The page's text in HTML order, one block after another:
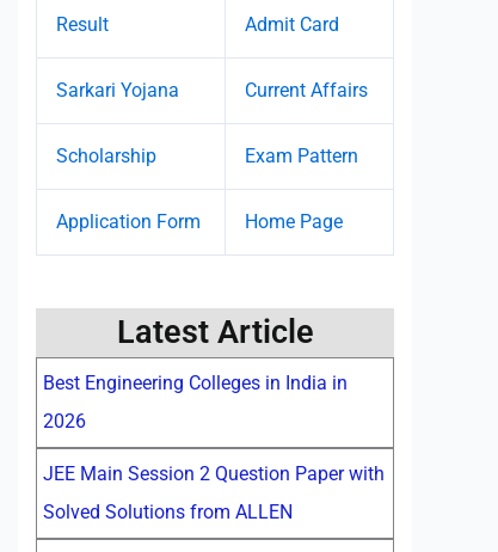
Result Admit Card
Sarkari Yojana Current Affairs
Scholarship Exam Pattern
Application Form Home Page
Latest Article
Best Engineering Colleges in India in
2026
JEE Main Session 2 Question Paper with
Solved Solutions from ALLEN